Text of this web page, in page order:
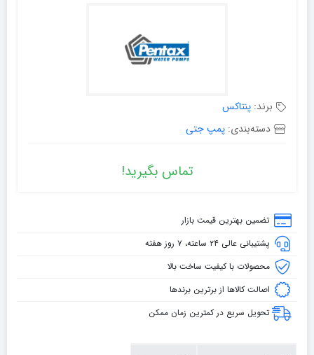
برند: پنتاکس
دسته‌بندی: پمپ جتی
تماس بگیرید!
تضمین بهترین قیمت بازار
پشتیبانی عالی ۲۴ ساعته، ۷ روز هفته
محصولات با کیفیت ساخت بالا
اصالت کالاها از برترین برندها
تحویل سریع در کمترین زمان ممکن